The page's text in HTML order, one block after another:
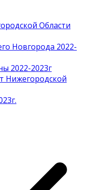
Области
Новгорода 2022-
2022-2023г
Нижегородской